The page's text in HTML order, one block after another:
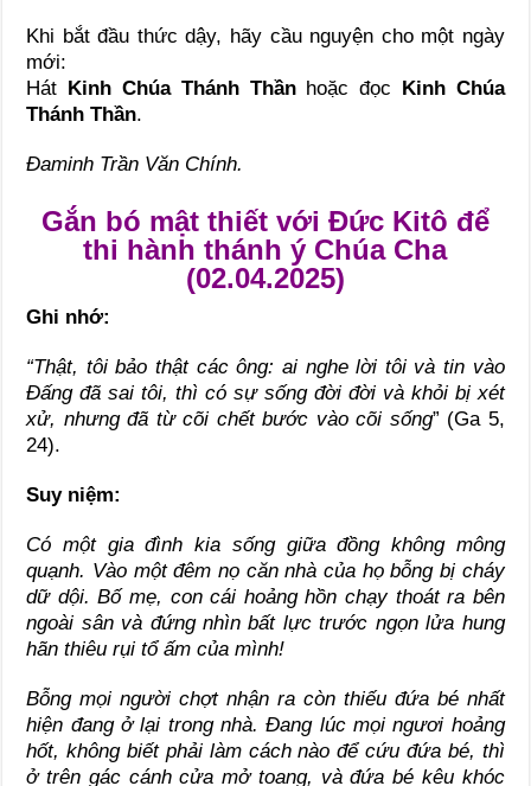
Khi bắt đầu thức dậy, hãy cầu nguyện cho một ngày
mới:
Hát Kinh Chúa Thánh Thầnhoặc đọc Kinh Chúa
Thánh Thần.
Đaminh Trần Văn Chính.
Gắn bó mật thiết với Đức Kitô để
thi hành thánh ý Chúa Cha
(02.04.2025)
Ghi nhớ:
“Thật, tôi bảo thật các ông: ai nghe lời tôi và tin vào
Đấng đã sai tôi, thì có sự sống đời đời và khỏi bị xét
xử, nhưng đã từ cõi chết bước vào cõi sống” (Ga 5,
24).
Suy niệm:
Có một gia đình kia sống giữa đồng không mông
quạnh. Vào một đêm nọ căn nhà của họ bỗng bị cháy
dữ dội. Bố mẹ, con cái hoảng hồn chạy thoát ra bên
ngoài sân và đứng nhìn bất lực trước ngọn lửa hung
hãn thiêu rụi tổ ấm của mình!
Bỗng mọi người chợt nhận ra còn thiếu đứa bé nhất
hiện đang ở lại trong nhà. Đang lúc mọi ngươi hoảng
hốt, không biết phải làm cách nào để cứu đứa bé, thì
ở trên gác cánh cửa mở toang, và đứa bé kêu khóc